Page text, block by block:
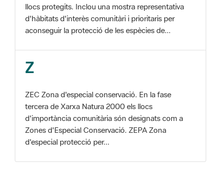
Z
tercera de Xarxa Natura 2000 els llocs
Zones d'Especial Conservació. ZEPA Zona
d'especial protecció per...